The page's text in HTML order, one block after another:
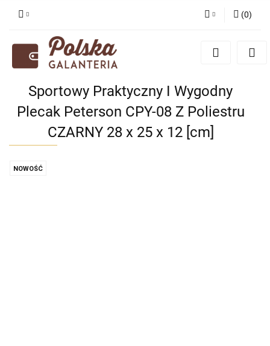
Zaloguj się
Zgody cookies
(0)
Sportowy Praktyczny I Wygodny
Plecak Peterson CPY-08 Z Poliestru
CZARNY 28 x 25 x 12 [cm]
NOWOŚĆ